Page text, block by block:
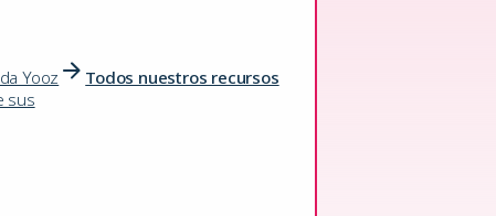
Yooz
Todos nuestros recursos
sus